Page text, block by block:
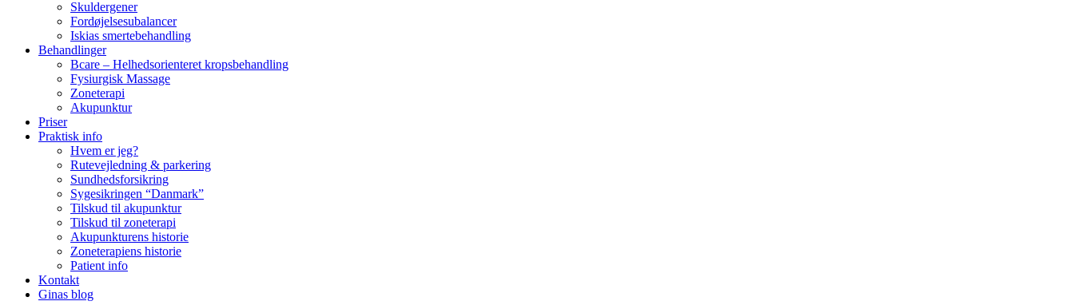
Skuldergener
Fordøjelsesubalancer
Iskias smertebehandling
Behandlinger
Bcare – Helhedsorienteret kropsbehandling
Fysiurgisk Massage
Zoneterapi
Akupunktur
Priser
Praktisk info
Hvem er jeg?
Rutevejledning & parkering
Sundhedsforsikring
Sygesikringen “Danmark”
Tilskud til akupunktur
Tilskud til zoneterapi
Akupunkturens historie
Zoneterapiens historie
Patient info
Kontakt
Ginas blog